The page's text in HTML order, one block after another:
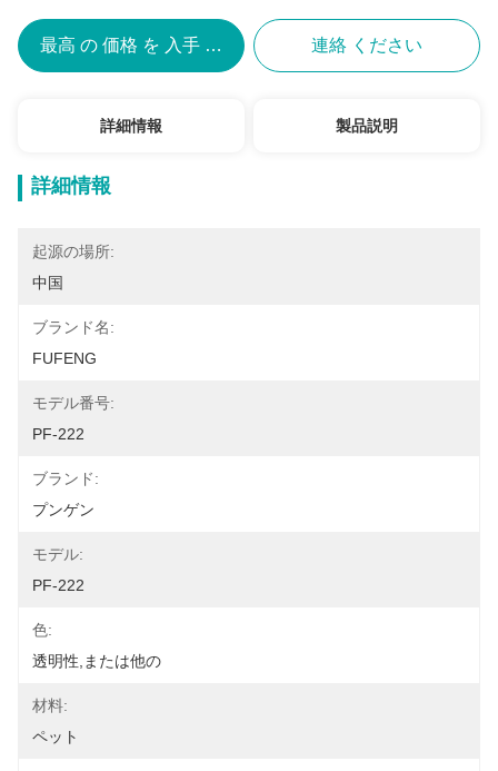
最高 の 価格 を 入手 する 連絡 ください
詳細情報 製品説明
詳細情報
起源の場所:
中国
ブランド名:
FUFENG
モデル番号:
PF-222
ブランド:
プンゲン
モデル:
PF-222
色:
透明性,または他の
材料:
ペット